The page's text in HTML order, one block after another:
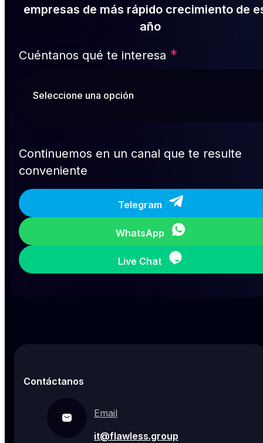
empresas de más rápido crecimiento de
año
Cuéntanos qué te interesa *
Continuemos en un canal que te resulte
conveniente
Telegram
WhatsApp
Live Chat
Contáctanos
Email
it@flawless.group